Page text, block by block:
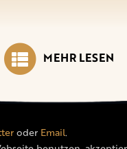
MEHR LESEN
oder Email.